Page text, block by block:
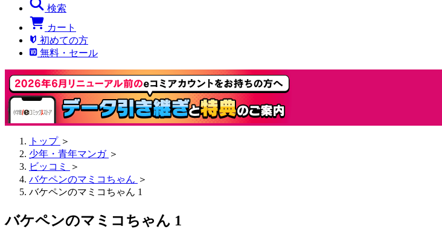
検索
カート
初めての方
無料・セール
トップ ＞
少年・青年マンガ ＞
ビッコミ
＞
バケペンのマミコちゃん ＞
バケペンのマミコちゃん 1
バケペンのマミコちゃん 1